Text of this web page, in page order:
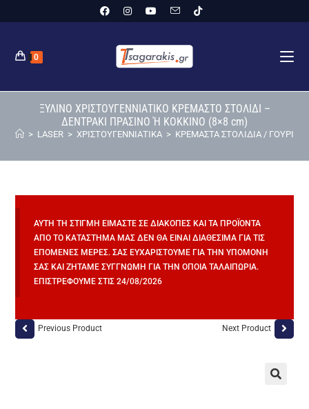
0
ΞΥΛΙΝΟ ΧΡΙΣΤΟΥΓΕΝΝΙΑΤΙΚΟ ΚΡΕΜΑΣΤΟ ΣΤΟΛΙΔΙ –
ΔΕΝΤΡΑΚΙ ΠΡΑΣΙΝΟ Ή ΚΟΚΚΙΝΟ (8×8 cm)
> LASER > ΧΡΙΣΤΟΥΓΕΝΝΙΑΤΙΚΑ > ΚΡΕΜΑΣΤΑ ΣΤΟΛΙΔΙΑ / ΓΟΥΡΙΑ
ΑΥΤΉ ΤΗ ΣΤΙΓΜΉ ΕΊΜΑΣΤΕ ΣΕ ΔΙΑΚΟΠΈΣ ΚΑΙ ΤΑ ΠΡΟΪΌΝΤΑ
ΑΠΌ ΤΟ ΚΑΤΆΣΤΗΜΆ ΜΑΣ ΔΕΝ ΘΑ ΕΊΝΑΙ ΔΙΑΘΈΣΙΜΑ ΓΙΑ ΤΙΣ
ΕΠΌΜΕΝΕΣ ΜΈΡΕΣ. ΣΑΣ ΕΥΧΑΡΙΣΤΟΎΜΕ ΓΙΑ ΤΗΝ ΥΠΟΜΟΝΉ
ΣΑΣ ΚΑΙ ΖΗΤΆΜΕ ΣΥΓΓΝΏΜΗ ΓΙΑ ΤΗΝ ΌΠΟΙΑ ΤΑΛΑΙΠΩΡΊΑ.
ΕΠΙΣΤΡΈΦΟΥΜΕ ΣΤΙΣ 24/08/2026
Previous Product Next Product